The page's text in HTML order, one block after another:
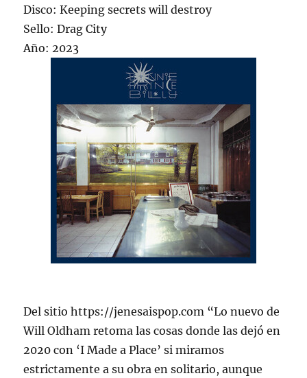
Disco: Keeping secrets will destroy
Sello: Drag City
Año: 2023
Del sitio https://jenesaispop.com “Lo nuevo de
Will Oldham retoma las cosas donde las dejó en
2020 con ‘I Made a Place’ si miramos
estrictamente a su obra en solitario, aunque